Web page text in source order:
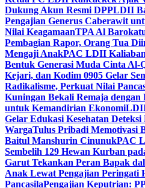
Dukung Akun Resmi DPPLDII
Pengajian Generus Caberawit
Nilai KeagamaanTPA Al
Pembagian Rapor, Orang Tua
Mengaji AnakPAC LDII
Bentuk Generasi Muda Cinta Al-
Kejari, dan Kodim 0905 Gelar
Radikalisme, Perkuat Nilai
Kuningan Bekali Remaja
untuk Kemandirian Ekonomi
Gelar Edukasi Kesehatan
WargaTulus Pribadi Memotivasi
Baitul Manshurin CinunukPAC
Sembelih 129 Hewan Kurban
Garut Tekankan Peran Bapak
Anak Lewat Pengajian Peringati
PancasilaPengajian Keputrian: